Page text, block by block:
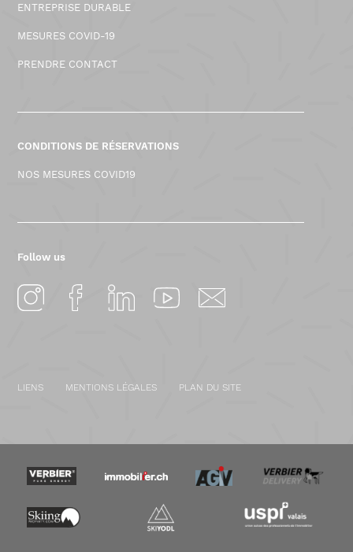
ENTREPRISE DURABLE
MESURES COVID-19
PRENDRE CONTACT
CONDITIONS DE RÉSERVATIONS
NOS MESURES COVID19
Follow us
LIENS MENTIONS LÉGALES PLAN DU SITE